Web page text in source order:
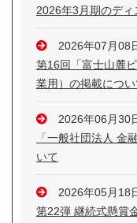
2026年3月期のディ
2026年07月08
第16回「富士山麓
業用）の掲載につい
2026年06月30
「一般社団法人 金
いて
2026年05月18
第22弾 継続式懸賞